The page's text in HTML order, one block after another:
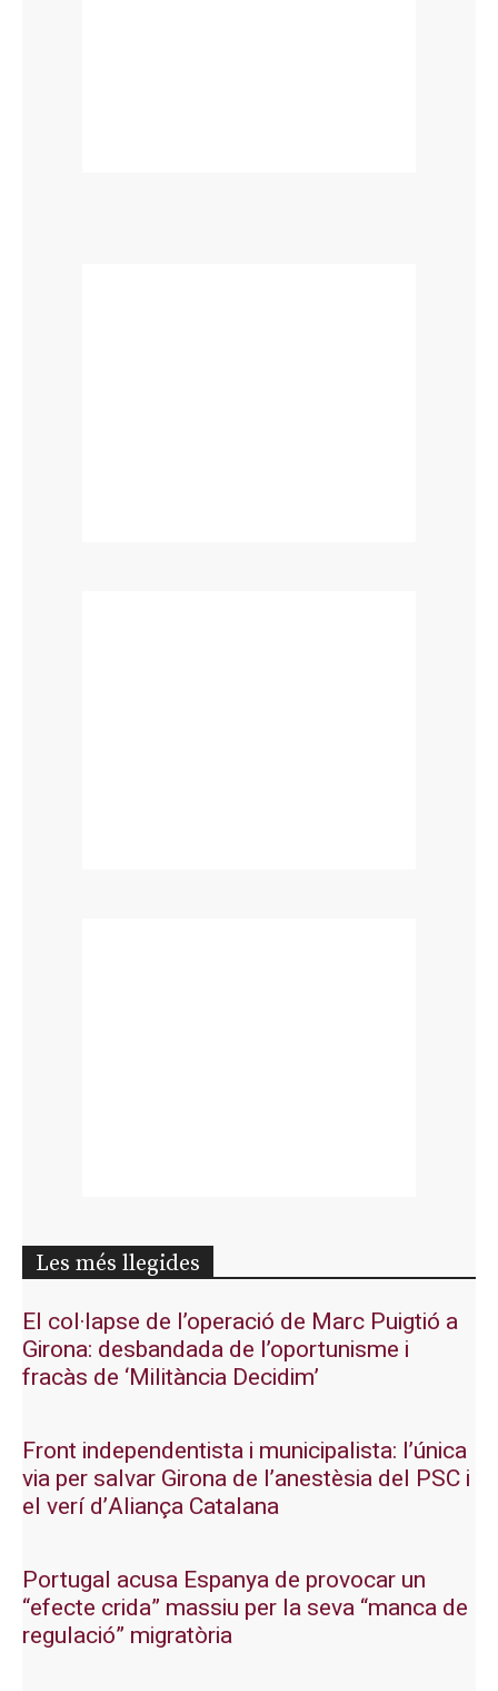
Les més llegides
El col·lapse de l’operació de Marc Puigtió a
Girona: desbandada de l’oportunisme i
fracàs de ‘Militància Decidim’
Front independentista i municipalista: l’única
via per salvar Girona de l’anestèsia del PSC i
el verí d’Aliança Catalana
Portugal acusa Espanya de provocar un
“efecte crida” massiu per la seva “manca de
regulació” migratòria